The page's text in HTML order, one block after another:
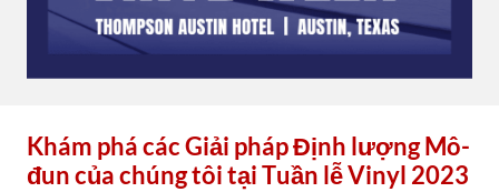
Khám phá các Giải pháp Định lượng Mô-
đun của chúng tôi tại Tuần lễ Vinyl 2023